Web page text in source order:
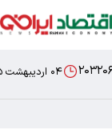
۰۴ اردیبهشت ۱۴۰۵ ۱۹:۰۰